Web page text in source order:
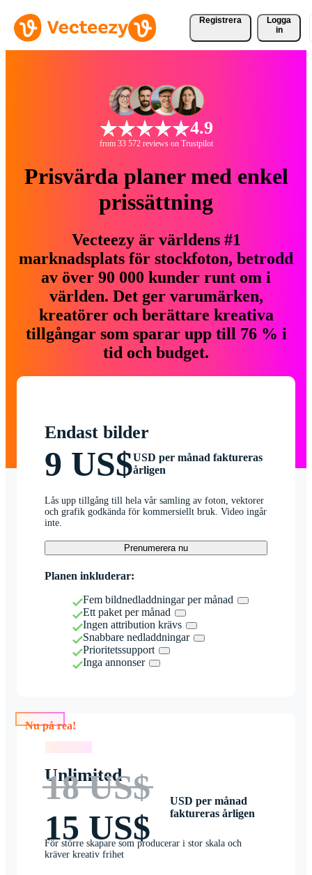
Registrera
Logga
in
4.9
from 33 572 reviews on Trustpilot
Prisvärda planer med enkel
prissättning
Vecteezy är världens #1
marknadsplats för stockfoton, betrodd
av över 90 000 kunder runt om i
världen. Det ger varumärken,
kreatörer och berättare kreativa
tillgångar som sparar upp till 76 % i
tid och budget.
Endast bilder
9 US$USD per månad faktureras
årligen
Lås upp tillgång till hela vår samling av foton, vektorer
och grafik godkända för kommersiellt bruk. Video ingår
inte.
Prenumerera nu
Planen inkluderar:
Fem bildnedladdningar per månad
Ett paket per månad
Ingen attribution krävs
Snabbare nedladdningar
Prioritetssupport
Inga annonser
Nu på rea!
Unlimited
18 US$
15 US$
USD per månad
faktureras årligen
För större skapare som producerar i stor skala och
kräver kreativ frihet